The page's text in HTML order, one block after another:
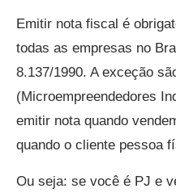
Emitir nota fiscal é
todas as empresas no
8.137/1990. A exceção
(Microempreendedores
emitir nota quando
quando o cliente pessoa
Ou seja: se você é PJ e